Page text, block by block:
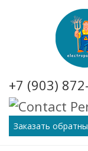
+7 (903)
Заказать